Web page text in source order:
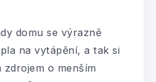
domu se výrazně
na vytápění, a tak si
o menším